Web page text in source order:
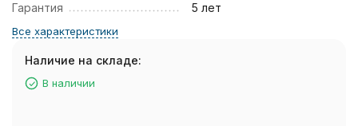
Гарантия
5 лет
Все характеристики
Наличие на складе:
В наличии